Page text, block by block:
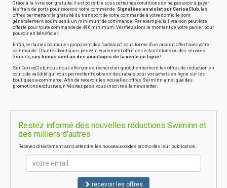
Grâce à la livraison gratuite, il est possible sous certaines conditions de ne pas avoir à payer
les frais de ports pour recevoir votre commande. Signalées en violet sur CeriseClub, les
offres permettant la gratuité du transport de votre commande à votre domicile sont
généralement soumises à un minimum de commande. Par exemple, la livraison peut être
offerte pour toute commande de 49€ minimum. Vérifiez alors le montant de votre panier pour
pouvoir en bénéficier.
Enfin, certaines boutiques proposent des "cadeaux", sous forme d'un produit offert avec votre
commande. D'autres boutiques peuvent également offrir des échantillons ou des services.
Gratuits, ces bonus sont un des avantages de la vente en ligne !
Sur CeriseClub, nous nous efforçons à rechercher quotidiennement les offres de réduction en
cours de validité qui vous permettent d'obtenir des rabais pour vos achats en ligne sur les
boutiques e-commerce. Afin de recevoir les nouvelles offres Swiminn ainsi que des
promotions exclusives, n'hésitez pas à vous inscrire à la newsletter.
Restez informé des nouvelles réductions Swiminn et
des milliers d'autres
Recevez directement sans attendre les nouveaux codes promo dès leur publication.
recevoir les offres